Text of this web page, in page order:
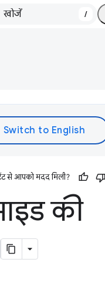
/
से आपको मदद मिली?
की